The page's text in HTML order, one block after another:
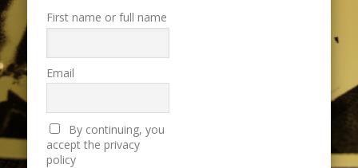
First name or full name
Email
By continuing, you
accept the privacy
policy